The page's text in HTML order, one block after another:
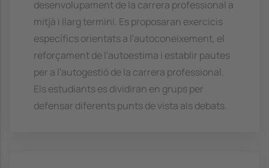
desenvolupament de la carrera professional a
mitjà i llarg termini. Es proposaran exercicis
específics orientats a l'autoconeixement, el
reforçament de l'autoestima i establir pautes
per a l'autogestió de la carrera professional.
Els estudiants es dividiran en grups per
defensar diferents punts de vista als debats.